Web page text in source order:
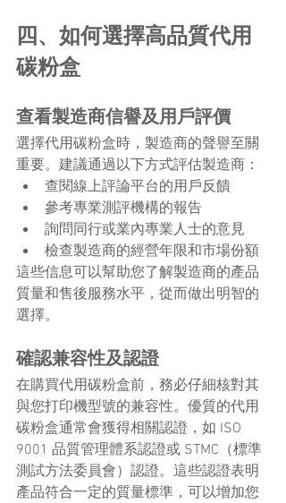
四、如何選擇高品質代用
碳粉盒
查看製造商信譽及用戶評價
選擇代用碳粉盒時，製造商的聲譽至關
重要。建議通過以下方式評估製造商：
查閱線上評論平台的用戶反饋
參考專業測評機構的報告
詢問同行或業內專業人士的意見
檢查製造商的經營年限和市場份額
這些信息可以幫助您了解製造商的產品
質量和售後服務水平，從而做出明智的
選擇。
確認兼容性及認證
在購買代用碳粉盒前，務必仔細核對其
與您打印機型號的兼容性。優質的代用
碳粉盒通常會獲得相關認證，如 ISO
9001 品質管理體系認證或 STMC（標準
測試方法委員會）認證。這些認證表明
產品符合一定的質量標準，可以增加您